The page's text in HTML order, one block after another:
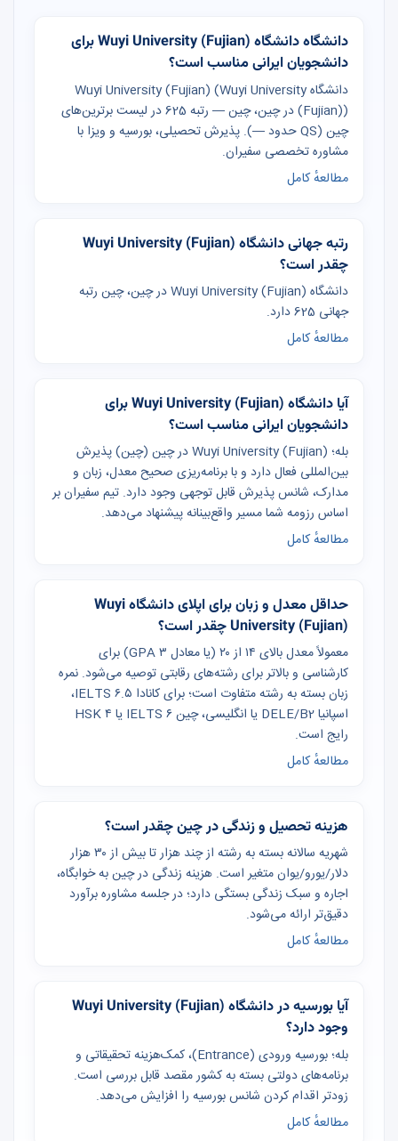
دانشگاه دانشگاه Wuyi University (Fujian) برای
دانشجویان ایرانی مناسب است؟
دانشگاه Wuyi University (Fujian) (Wuyi University
(Fujian)) در چین، چین — رتبه 625 در لیست برترین‌های
چین (QS حدود —). پذیرش تحصیلی، بورسیه و ویزا با
مشاوره تخصصی سفیران.
مطالعهٔ کامل
رتبه جهانی دانشگاه Wuyi University (Fujian)
چقدر است؟
دانشگاه Wuyi University (Fujian) در چین، چین رتبه
جهانی 625 دارد.
مطالعهٔ کامل
آیا دانشگاه Wuyi University (Fujian) برای
دانشجویان ایرانی مناسب است؟
بله؛ Wuyi University (Fujian) در چین (چین) پذیرش
بین‌المللی فعال دارد و با برنامه‌ریزی صحیح معدل، زبان و
مدارک، شانس پذیرش قابل توجهی وجود دارد. تیم سفیران بر
اساس رزومه شما مسیر واقع‌بینانه پیشنهاد می‌دهد.
مطالعهٔ کامل
حداقل معدل و زبان برای اپلای دانشگاه Wuyi
University (Fujian) چقدر است؟
معمولاً معدل بالای ۱۴ از ۲۰ (یا معادل GPA ۳) برای
کارشناسی و بالاتر برای رشته‌های رقابتی توصیه می‌شود. نمره
زبان بسته به رشته متفاوت است؛ برای کانادا IELTS ۶.۵،
اسپانیا DELE/B2 یا انگلیسی، چین IELTS ۶ یا HSK ۴
رایج است.
مطالعهٔ کامل
هزینه تحصیل و زندگی در چین چقدر است؟
شهریه سالانه بسته به رشته از چند هزار تا بیش از ۳۰ هزار
دلار/یورو/یوان متغیر است. هزینه زندگی در چین به خوابگاه،
اجاره و سبک زندگی بستگی دارد؛ در جلسه مشاوره برآورد
دقیق‌تر ارائه می‌شود.
مطالعهٔ کامل
آیا بورسیه در دانشگاه Wuyi University (Fujian)
وجود دارد؟
بله؛ بورسیه ورودی (Entrance)، کمک‌هزینه تحقیقاتی و
برنامه‌های دولتی بسته به کشور مقصد قابل بررسی است.
زودتر اقدام کردن شانس بورسیه را افزایش می‌دهد.
مطالعهٔ کامل